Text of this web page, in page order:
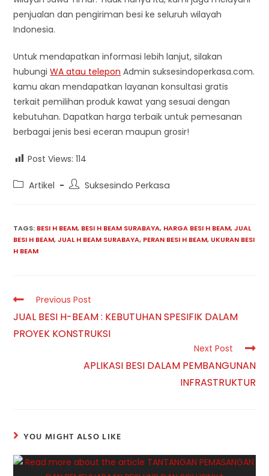
penjualan dan pengiriman besi ke seluruh wilayah
Indonesia.
Untuk mendapatkan informasi lebih lanjut, silakan
hubungiWA atau telepon Admin suksesindoperkasa.com.
kamu akan mendapatkan layanan konsultasi gratis
terkait pemilihan produk kawat yang sesuai dengan
kebutuhan. Dapatkan harga terbaik untuk pemesanan
berbagai jenis besi eceran maupun grosir!
Post Views: 114
PostArtikel
PostSuksesindo Perkasa
TAGS: BESI H BEAM, BESI H BEAM SURABAYA, HARGA BESI H BEAM, JUAL
BESI H BEAM, JUAL H BEAM SURABAYA, PERAN BESI H BEAM, UKURAN BESI
H BEAM
Read
more
articles
Previous Post
JUAL BESI H-BEAM : KEBUTUHAN SPESIFIK DALAM
PROYEK KONSTRUKSI
Next Post
APLIKASI BESI DALAM PEMBANGUNAN
INFRASTRUKTUR
YOU MIGHT ALSO LIKE